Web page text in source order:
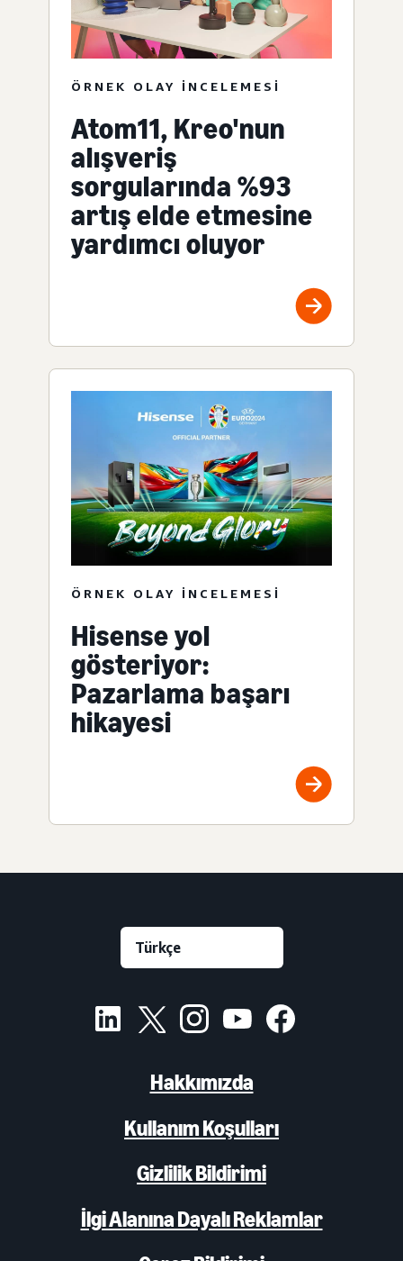
ÖRNEK OLAY INCELEMESI
Atom11, Kreo'nun
alışveriş
sorgularında %93
artış elde etmesine
yardımcı oluyor
ÖRNEK OLAY INCELEMESI
Hisense yol
gösteriyor:
Pazarlama başarı
hikayesi
Hakkımızda
Kullanım Koşulları
Gizlilik Bildirimi
İlgi Alanına Dayalı Reklamlar